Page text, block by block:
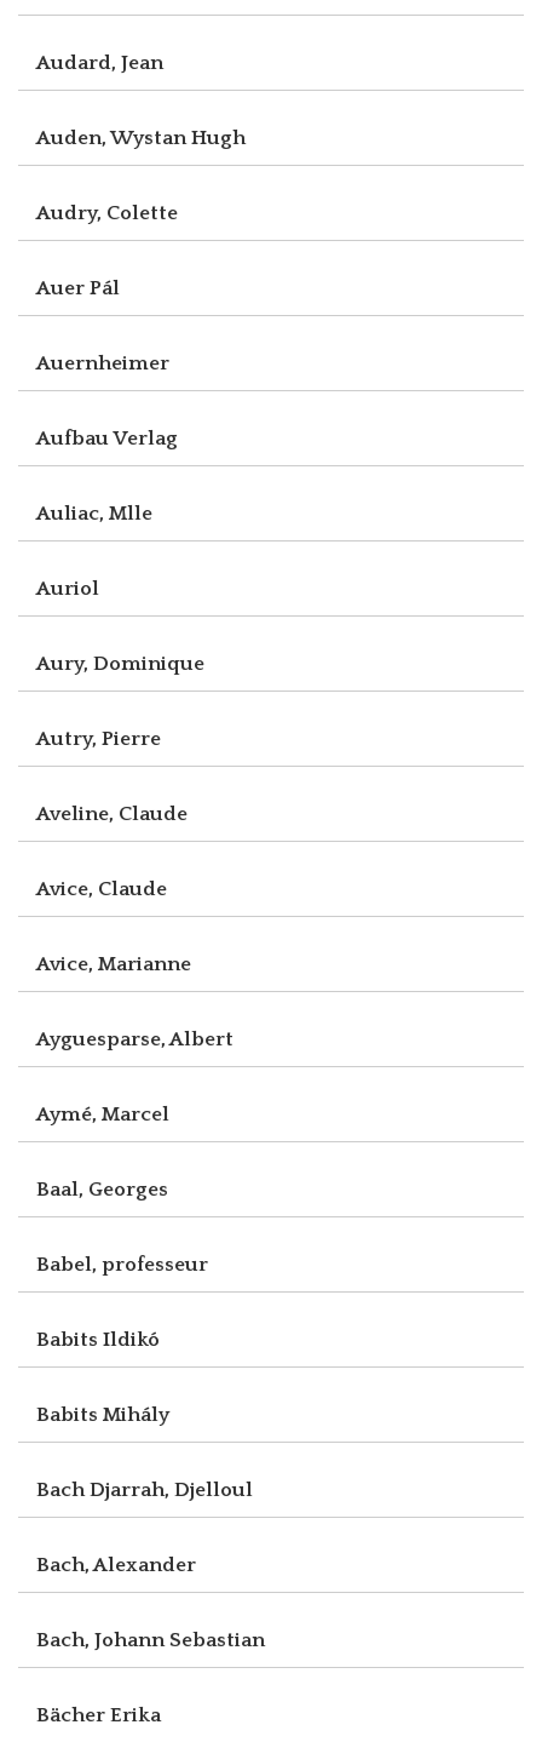
Audard, Jean
Auden, Wystan Hugh
Audry, Colette
Auer Pál
Auernheimer
Aufbau Verlag
Auliac, Mlle
Auriol
Aury, Dominique
Autry, Pierre
Aveline, Claude
Avice, Claude
Avice, Marianne
Ayguesparse, Albert
Aymé, Marcel
Baal, Georges
Babel, professeur
Babits Ildikó
Babits Mihály
Bach Djarrah, Djelloul
Bach, Alexander
Bach, Johann Sebastian
Bächer Erika